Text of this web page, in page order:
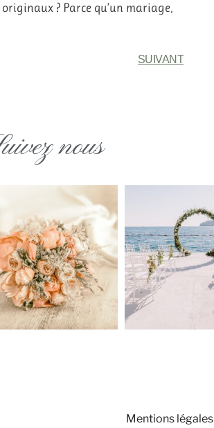
? Parce qu’un mariage,
SUIVANT
nous
Mentions légales